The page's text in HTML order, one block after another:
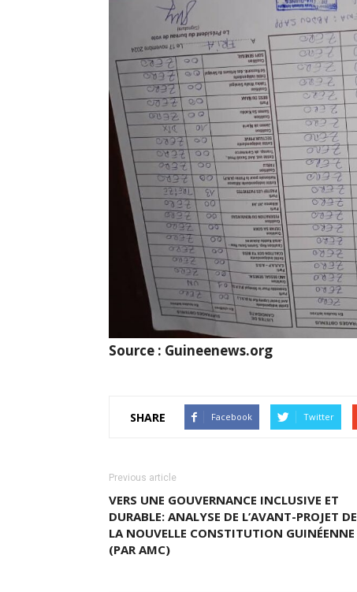
Source : Guineenews.org
SHARE Facebook Twitter
Previous article
VERS UNE GOUVERNANCE INCLUSIVE ET
DURABLE: ANALYSE DE L’AVANT-PROJET DE
LA NOUVELLE CONSTITUTION GUINÉENNE
(PAR AMC)